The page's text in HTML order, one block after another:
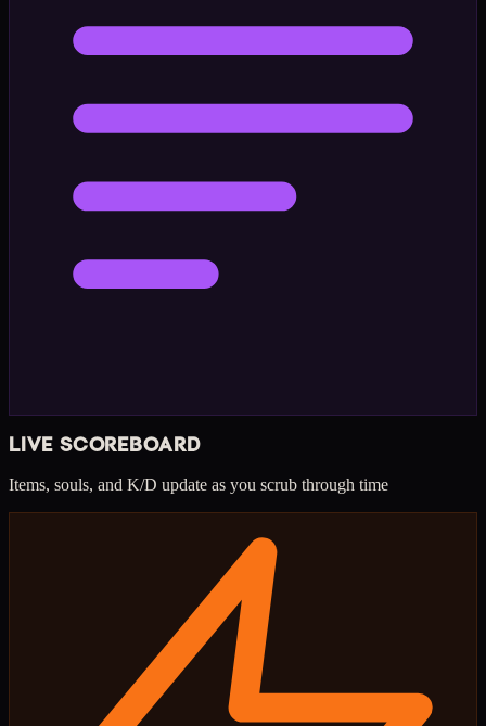
LIVE SCOREBOARD
Items, souls, and K/D update as you scrub through time